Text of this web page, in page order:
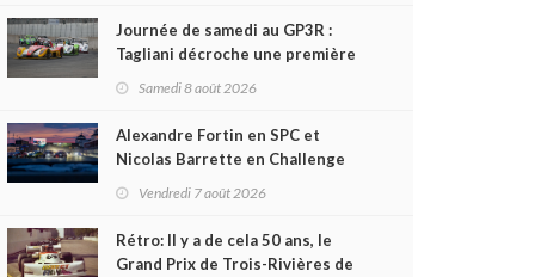
Journée de samedi au GP3R :
Tagliani décroche une première
victoire en Coupe Radical; des
toutes les séries
Samedi 8 août 2026
Alexandre Fortin en SPC et
Nicolas Barrette en Challenge
Canada héros des premières
Vendredi 7 août 2026
Rétro: Il y a de cela 50 ans, le
Grand Prix de Trois-Rivières de